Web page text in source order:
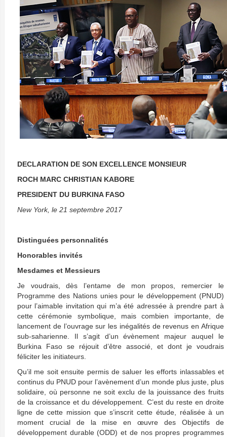
DECLARATION DE SON EXCELLENCE MONSIEUR
ROCH MARC CHRISTIAN KABORE
PRESIDENT DU BURKINA FASO
New York, le 21 septembre 2017
Distinguées personnalités
Honorables invités
Mesdames et Messieurs
Je voudrais, dès l’entame de mon propos, remercier le
Programme des Nations unies pour le développement (PNUD)
pour l’aimable invitation qui m’a été adressée à prendre part à
cette cérémonie symbolique, mais combien importante, de
lancement de l’ouvrage sur les inégalités de revenus en Afrique
sub-saharienne. Il s’agit d’un évènement majeur auquel le
Burkina Faso se réjouit d’être associé, et dont je voudrais
féliciter les initiateurs.
Qu’il me soit ensuite permis de saluer les efforts inlassables et
continus du PNUD pour l’avènement d’un monde plus juste, plus
solidaire, où personne ne soit exclu de la jouissance des fruits
de la croissance et du développement. C’est du reste en droite
ligne de cette mission que s’inscrit cette étude, réalisée à un
moment crucial de la mise en œuvre des Objectifs de
développement durable (ODD) et de nos propres programmes